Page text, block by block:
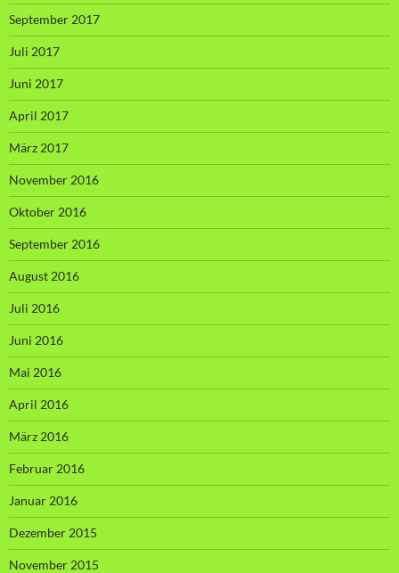
September 2017
Juli 2017
Juni 2017
April 2017
März 2017
November 2016
Oktober 2016
September 2016
August 2016
Juli 2016
Juni 2016
Mai 2016
April 2016
März 2016
Februar 2016
Januar 2016
Dezember 2015
November 2015